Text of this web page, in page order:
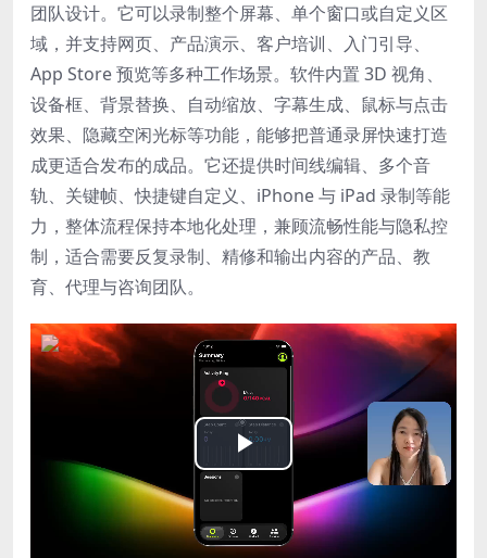
团队设计。它可以录制整个屏幕、单个窗口或自定义区
域，并支持网页、产品演示、客户培训、入门引导、
App Store 预览等多种工作场景。软件内置 3D 视角、
设备框、背景替换、自动缩放、字幕生成、鼠标与点击
效果、隐藏空闲光标等功能，能够把普通录屏快速打造
成更适合发布的成品。它还提供时间线编辑、多个音
轨、关键帧、快捷键自定义、iPhone 与 iPad 录制等能
力，整体流程保持本地化处理，兼顾流畅性能与隐私控
制，适合需要反复录制、精修和输出内容的产品、教
育、代理与咨询团队。
Play
Video